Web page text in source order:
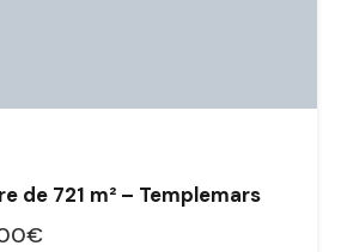
de 721 m² – Templemars